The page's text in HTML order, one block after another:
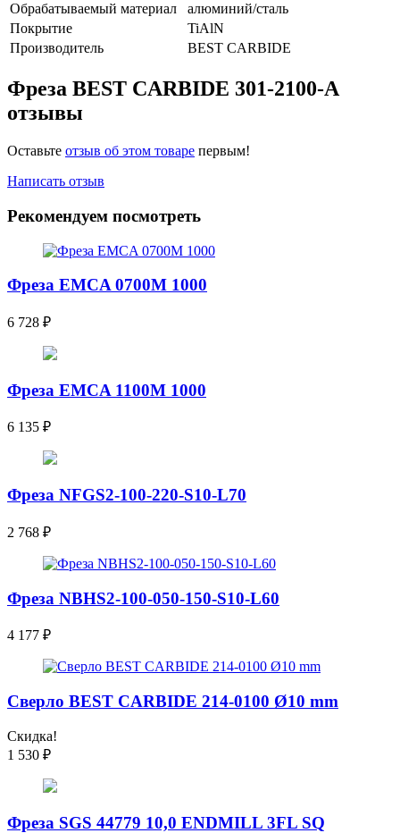
Обрабатываемый материал
алюминий/сталь
Покрытие
TiAlN
Производитель
BEST CARBIDE
Фреза BEST CARBIDE 301-2100-A
отзывы
Оставьте отзыв об этом товаре первым!
Написать отзыв
Рекомендуем посмотреть
Фреза EMCA 0700M 1000
6 728 ₽
Фреза EMCA 1100M 1000
6 135 ₽
Фреза NFGS2-100-220-S10-L70
2 768 ₽
Фреза NBHS2-100-050-150-S10-L60
4 177 ₽
Сверло BEST CARBIDE 214-0100 Ø10 mm
Скидка!
1 530 ₽
Фреза SGS 44779 10,0 ENDMILL 3FL SQ